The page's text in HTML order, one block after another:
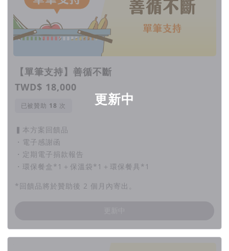
更新中
【單筆支持】善循不斷
TWD$ 18,000
已被贊助 次
▍本方案回饋品
・電子感謝函
・定期電子捐款報告
・環保餐盒*1＋保溫袋*1＋環保餐具*1
*回饋品將於贊助後 2 個月內寄出。